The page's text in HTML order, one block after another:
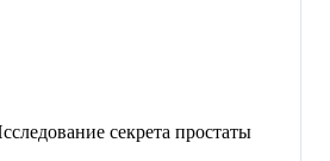
секрета простаты